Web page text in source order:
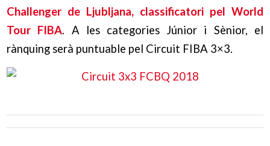
Challenger de Ljubljana, classificatori pel World
Tour FIBA. A les categories Júnior i Sènior, el
rànquing serà puntuable pel Circuit FIBA 3×3.